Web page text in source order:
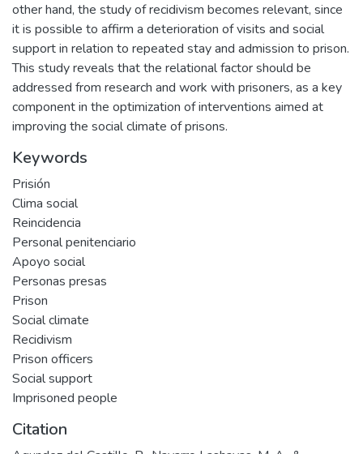
other hand, the study of recidivism becomes relevant, since
it is possible to affirm a deterioration of visits and social
support in relation to repeated stay and admission to prison.
This study reveals that the relational factor should be
addressed from research and work with prisoners, as a key
component in the optimization of interventions aimed at
improving the social climate of prisons.
Keywords
Prisión
Clima social
Reincidencia
Personal penitenciario
Apoyo social
Personas presas
Prison
Social climate
Recidivism
Prison officers
Social support
Imprisoned people
Citation